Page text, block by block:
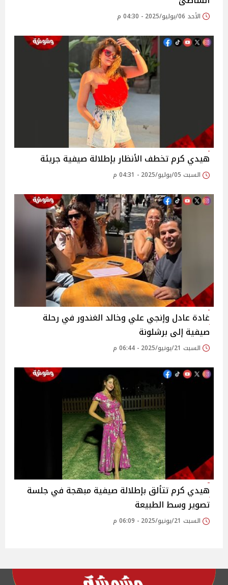
الأحد 06/يوليو/2025 - 04:30 م
هيدي كرم تخطف الأنظار بإطلالة صيفية جريئة
السبت 05/يوليو/2025 - 04:31 م
غادة عادل وإنجي علي وخالد الغندور في رحلة
صيفية إلى برشلونة‎
السبت 21/يونيو/2025 - 06:44 م
هيدي كرم تتألق بإطلالة صيفية مبهجة في جلسة
تصوير وسط الطبيعة
السبت 21/يونيو/2025 - 06:09 م